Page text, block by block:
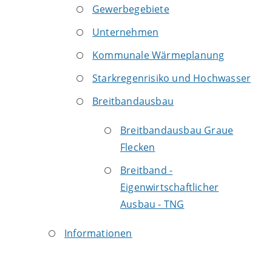
Gewerbegebiete
Unternehmen
Kommunale Wärmeplanung
Starkregenrisiko und Hochwasser
Breitbandausbau
Breitbandausbau Graue
Flecken
Breitband -
Eigenwirtschaftlicher
Ausbau - TNG
Informationen